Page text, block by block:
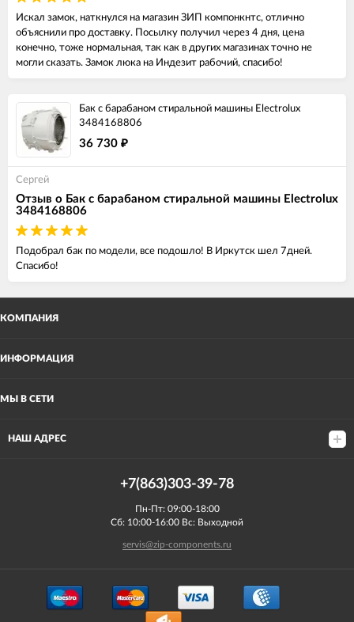
Искал замок, наткнулся на магазин ЗИП компонкнтс, отлично
объяснили про доставку. Посылку получил через 4 дня, цена
конечно, тоже нормальная, так как в других магазинах точно не
могли сказать. Замок люка на Индезит рабочий, спасибо!
Бак с барабаном стиральной машины Electrolux
3484168806
36 730 ₽
Сергей
Отзыв о Бак с барабаном стиральной машины Electrolux
3484168806
Подобрал бак по модели, все подошло! В Иркутск шел 7дней.
Спасибо!
КОМПАНИЯ
ИНФОРМАЦИЯ
МЫ В СЕТИ
НАШ АДРЕС
+7(863)303-39-78
Пн-Пт: 09:00-18:00
Сб: 10:00-16:00 Вс: Выходной
servis@zip-components.ru